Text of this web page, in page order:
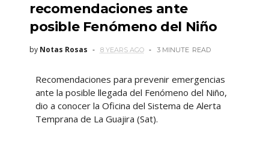
recomendaciones ante
posible Fenómeno del Niño
by Notas Rosas 8 YEARS AGO 3 MINUTE READ
Recomendaciones para prevenir emergencias
ante la posible llegada del Fenómeno del Niño,
dio a conocer la Oficina del Sistema de Alerta
Temprana de La Guajira (Sat).